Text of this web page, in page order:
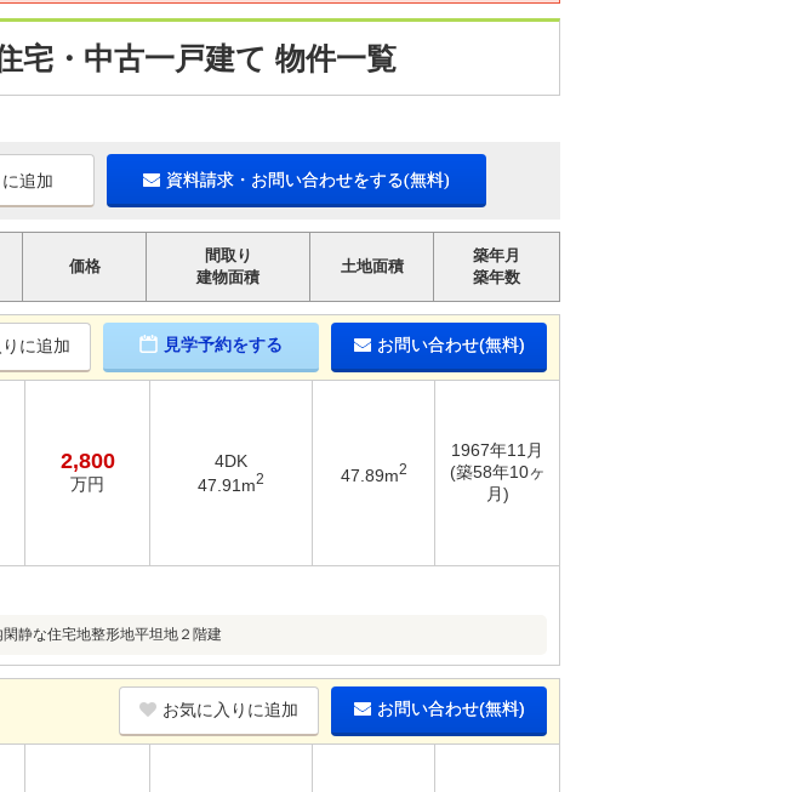
宅・中古一戸建て 物件一覧
追加 資料請求・お問い合わせをする(無料)
価格
間取り
建物面積
土地面積
築年月
築年数
に追加 見学予約をする お問い合わせ(無料)
2,800
万円
4DK
47.91m2 47.89m2
1967年11月
(築58年10ヶ
月)
静な住宅地整形地平坦地２階建
お気に入りに追加 お問い合わせ(無料)